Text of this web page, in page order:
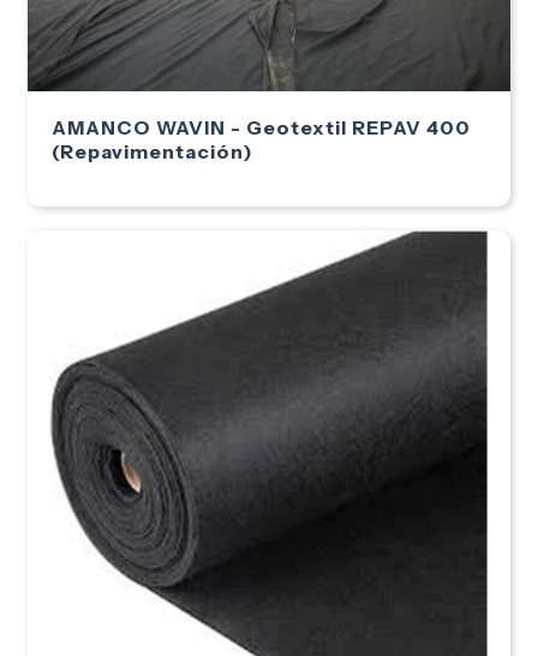
AMANCO WAVIN - Geotextil REPAV 400
(Repavimentación)